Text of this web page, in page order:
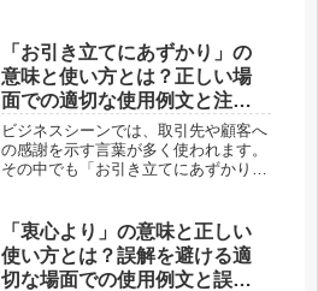
情」とは一体どのような意味を持つの
でしょうか？「ご厚情」は、文字通り
「...
「お引き立てにあずかり」の
意味と使い方とは？正しい場
面での適切な使用例文と注意
すべきNGな誤用例
ビジネスシーンでは、取引先や顧客へ
の感謝を示す言葉が多く使われます。
その中でも「お引き立てにあずかり」
葉は普段の会話ではあまり使われない
ため、適切な場面や正しい使い方が分
から...
「衷心より」の意味と正しい
使い方とは？誤解を避ける適
切な場面での使用例文と誤用